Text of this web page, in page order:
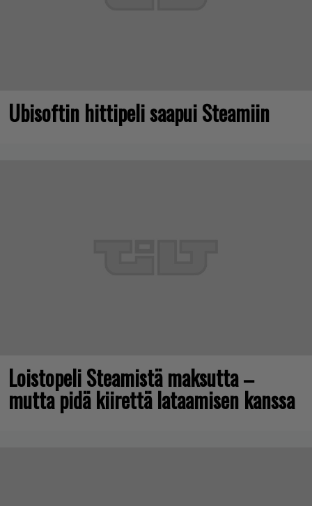
Ubisoftin hittipeli saapui Steamiin
Loistopeli Steamistä maksutta –
mutta pidä kiirettä lataamisen kanssa